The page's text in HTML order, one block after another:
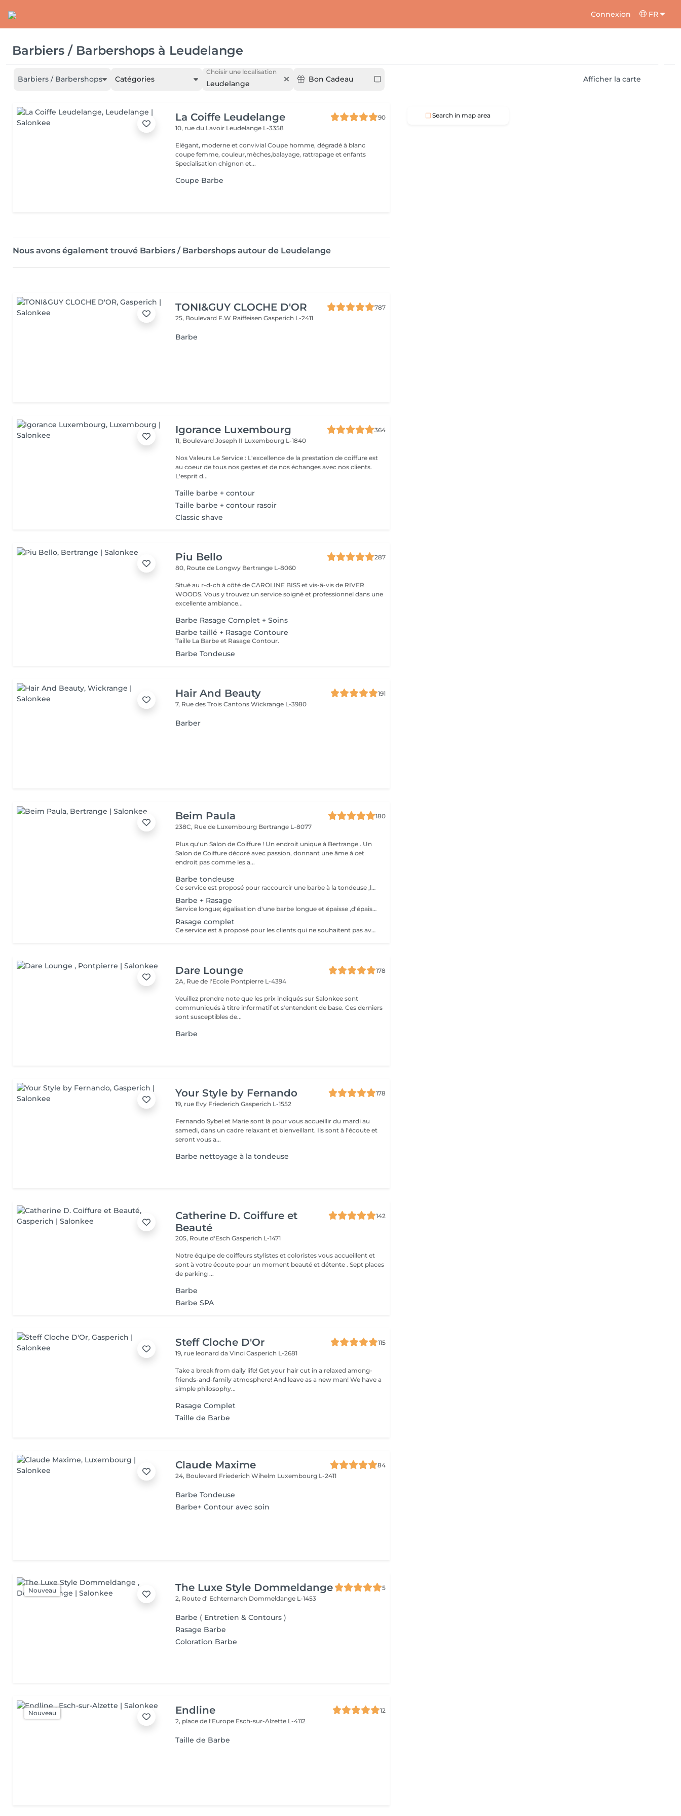
Connexion FR
Barbiers / Barbershops à Leudelange
Barbiers / Barbershops Catégories
Choisir une localisation
Leudelange Bon Cadeau Afficher la carte
La Coiffe Leudelange
90
10, rue du Lavoir Leudelange L-3358
Elégant, moderne et convivial Coupe homme, dégradé à blanc
coupe femme, couleur,mèches,balayage, rattrapage et enfants
Specialisation chignon et...
Coupe Barbe
Nous avons également trouvé Barbiers / Barbershops autour de Leudelange
TONI&GUY CLOCHE D'OR
787
25, Boulevard F.W RaiffeisenGasperich L-2411
Barbe
Igorance Luxembourg
364
11, Boulevard Joseph II Luxembourg L-1840
Nos Valeurs Le Service : L'excellence de la prestation de coiffure est
au coeur de tous nos gestes et de nos échanges avec nos clients.
L'esprit d...
Taille barbe + contour
Taille barbe + contour rasoir
Classic shave
Piu Bello
287
80, Route de Longwy Bertrange L-8060
Situé au r-d-ch à côté de CAROLINE BISS et vis-â-vis de RIVER
WOODS. Vous y trouvez un service soigné et professionnel dans une
excellente ambiance...
Barbe Rasage Complet + Soins
Barbe taillé + Rasage Contoure
Taille La Barbe et Rasage Contour.
Barbe Tondeuse
Hair And Beauty
191
7, Rue des Trois CantonsWickrange L-3980
Barber
Beim Paula
180
238C, Rue de Luxembourg Bertrange L-8077
Plus qu'un Salon de Coiffure ! Un endroit unique à Bertrange . Un
Salon de Coiffure décoré avec passion, donnant une âme à cet
endroit pas comme les a...
Barbe tondeuse
Ce service est proposé pour raccourcir une barbe à la tondeuse ,lui donner une forme et démarquer les contours sans le rasage au rasoir !
Barbe + Rasage
Service longue; égalisation d'une barbe longue et épaisse ,d'épaissir,démarquer les contours au rasoir, serviette chaude/froide et soin après rasage et soin huile pour barbe accompagné d'un massage du visage :)
Rasage complet
Ce service est à proposé pour les clients qui ne souhaitent pas avoir de barbe et être rasé complètement! Ce service n'est pas conseillé aux personnes à peau sensibles !!
Dare Lounge
178
2A, Rue de l'Ecole Pontpierre L-4394
Veuillez prendre note que les prix indiqués sur Salonkee sont
communiqués à titre informatif et s'entendent de base. Ces derniers
sont susceptibles de...
Barbe
Your Style by Fernando
178
19, rue Evy FriederichGasperich L-1552
Fernando Sybel et Marie sont là pour vous accueillir du mardi au
samedi, dans un cadre relaxant et bienveillant. Ils sont à l'écoute et
seront vous a...
Barbe nettoyage à la tondeuse
Catherine D. Coiffure et
Beauté
142
205, Route d'EschGasperich L-1471
Notre équipe de coiffeurs stylistes et coloristes vous accueillent et
sont à votre écoute pour un moment beauté et détente . Sept places
de parking ...
Barbe
Barbe SPA
Steff Cloche D'Or
115
19, rue leonard da VinciGasperich L-2681
Take a break from daily life! Get your hair cut in a relaxed among-
friends-and-family atmosphere! And leave as a new man! We have a
simple philosophy...
Rasage Complet
Taille de Barbe
Claude Maxime
84
24, Boulevard Friederich Wihelm Luxembourg L-2411
Barbe Tondeuse
Barbe+ Contour avec soin
Nouveau The Luxe Style Dommeldange
5
2, Route d' Echternarch Dommeldange L-1453
Barbe ( Entretien & Contours )
Rasage Barbe
Coloration Barbe
Nouveau Endline
12
2, place de l’Europe Esch-sur-Alzette L-4112
Taille de Barbe
Search in map area